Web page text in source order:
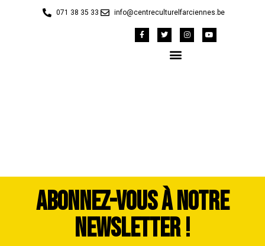
071 38 35 33 info@centreculturelfarciennes.be
ABONNEZ-VOUS À NOTRE
NEWSLETTER !